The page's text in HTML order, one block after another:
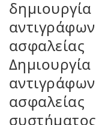
δημιουργία
αντιγράφων
ασφαλείας
Δημιουργία
αντιγράφων
ασφαλείας
συστήματος